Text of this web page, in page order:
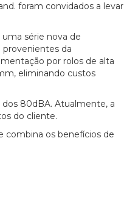
foram convidados a levar
série nova de
da
por rolos de alta
eliminando custos
80dBA. Atualmente, a
do cliente.
combina os benefícios de